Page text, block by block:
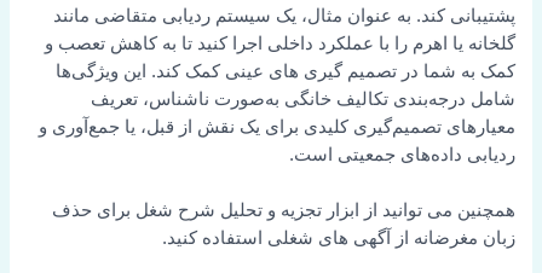
پشتیبانی کند. به عنوان مثال، یک سیستم ردیابی متقاضی مانند
گلخانه یا اهرم را با عملکرد داخلی اجرا کنید تا به کاهش تعصب و
کمک به شما در تصمیم گیری های عینی کمک کند. این ویژگی‌ها
شامل درجه‌بندی تکالیف خانگی به‌صورت ناشناس، تعریف
معیارهای تصمیم‌گیری کلیدی برای یک نقش از قبل، یا جمع‌آوری و
ردیابی داده‌های جمعیتی است.
همچنین می توانید از ابزار تجزیه و تحلیل شرح شغل برای حذف
زبان مغرضانه از آگهی های شغلی استفاده کنید.